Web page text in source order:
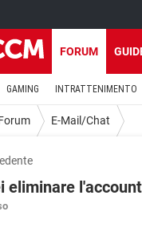
FORUM
GAMING INTRATTENIMENTO
E-Mail/Chat
eliminare